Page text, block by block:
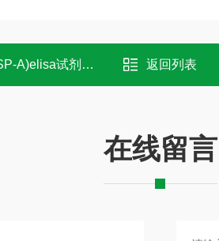
试剂盒 说明书 返回列表
在线留言